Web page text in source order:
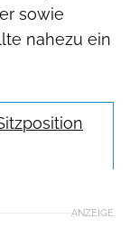
sowie
nahezu ein
ANZEIGE